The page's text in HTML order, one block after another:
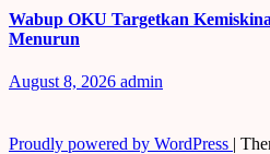
Wabup OKU Targetkan
Menurun
August 8, 2026 admin
Proudly powered by WordPress |